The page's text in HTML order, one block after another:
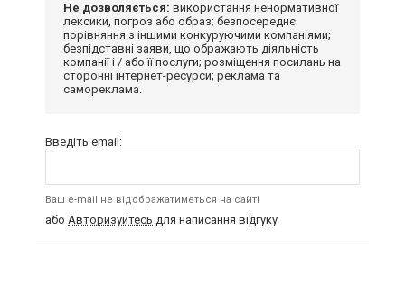
Не дозволяється: використання ненормативної
лексики, погроз або образ; безпосереднє
порівняння з іншими конкуруючими компаніями;
безпідставні заяви, що ображають діяльність
компанії і / або її послуги; розміщення посилань на
сторонні інтернет-ресурси; реклама та
самореклама.
Введіть email:
Ваш e-mail не відображатиметься на сайті
або Авторизуйтесь для написання відгуку